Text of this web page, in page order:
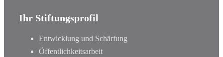
Ihr Stiftungsprofil
Entwicklung und Schärfung
Öffentlichkeitsarbeit